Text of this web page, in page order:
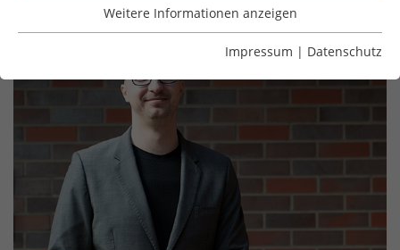
Weitere Informationen anzeigen
Impressum | Datenschutz